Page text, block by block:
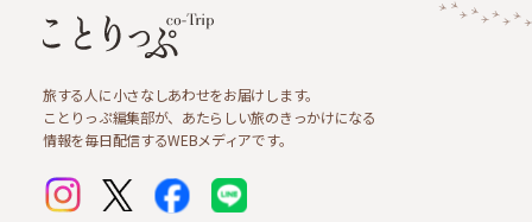
旅する人に小さなしあわせをお届けします。
ことりっぷ編集部が、あたらしい旅のきっかけになる
情報を毎日配信するWEBメディアです。